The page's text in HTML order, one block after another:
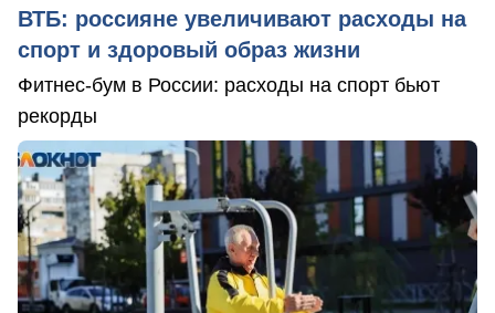
ВТБ: россияне увеличивают расходы на
спорт и здоровый образ жизни
Фитнес-бум в России: расходы на спорт бьют
рекорды